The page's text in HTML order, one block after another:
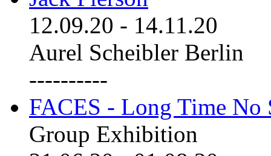
12.09.20 - 14.11.20
Aurel Scheibler Berlin
----------
FACES - Long Time No
Group Exhibition